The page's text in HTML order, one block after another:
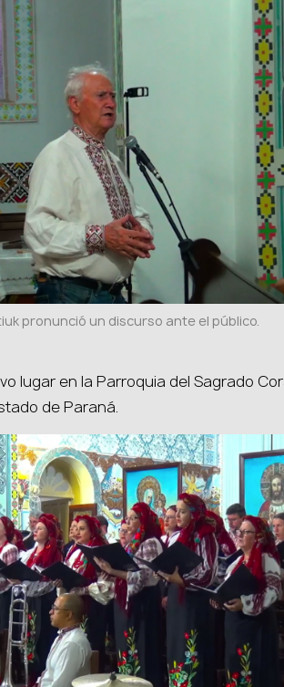
pronunció un discurso ante el público.
lugar en la Parroquia del Sagrado
de Paraná.